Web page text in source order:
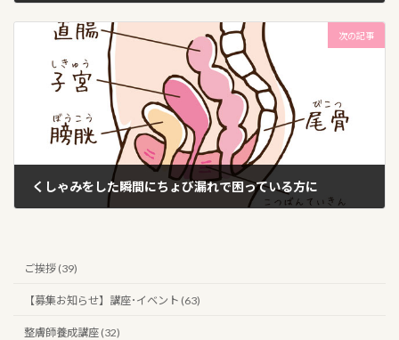
次の記事
くしゃみをした瞬間にちょび漏れで困っている方に
ご挨拶 (39)
【募集お知らせ】講座･イベント (63)
整膚師養成講座 (32)